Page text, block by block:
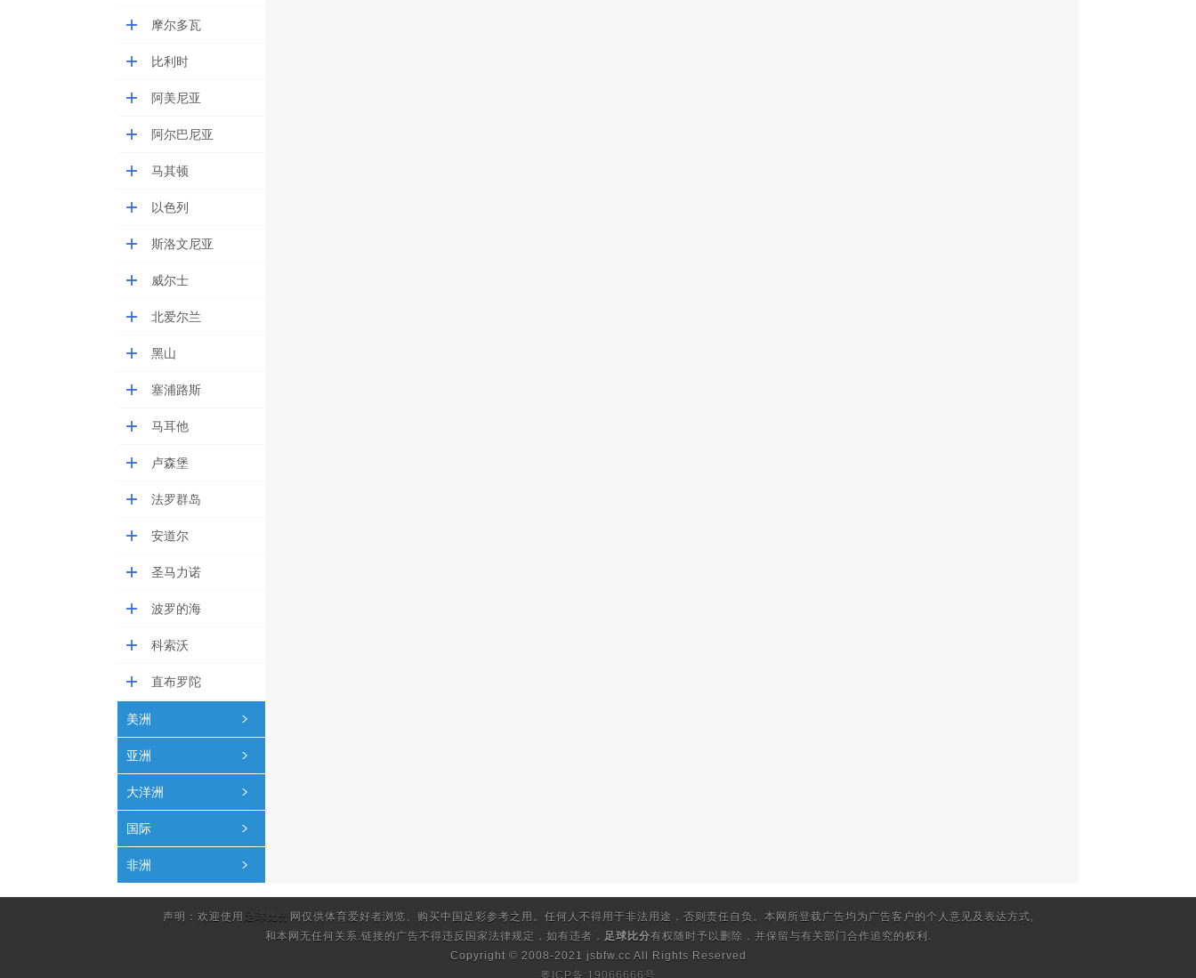
摩尔多瓦
比利时
阿美尼亚
阿尔巴尼亚
马其顿
以色列
斯洛文尼亚
威尔士
北爱尔兰
黑山
塞浦路斯
马耳他
卢森堡
法罗群岛
安道尔
圣马力诺
波罗的海
科索沃
直布罗陀
美洲
亚洲
大洋洲
国际
非洲
声明：欢迎使用 足球比分 网仅供体育爱好者浏览、购买中国足彩参考之用。任何人不得用于非法用途，否则责任自负。本网所登载广告均为广告客户的个人意见及表达方式,
和本网无任何关系.链接的广告不得违反国家法律规定，如有违者， 足球比分有权随时予以删除，并保留与有关部门合作追究的权利.
Copyright © 2008-2021 jsbfw.cc All Rights Reserved
粤ICP备:19066666号